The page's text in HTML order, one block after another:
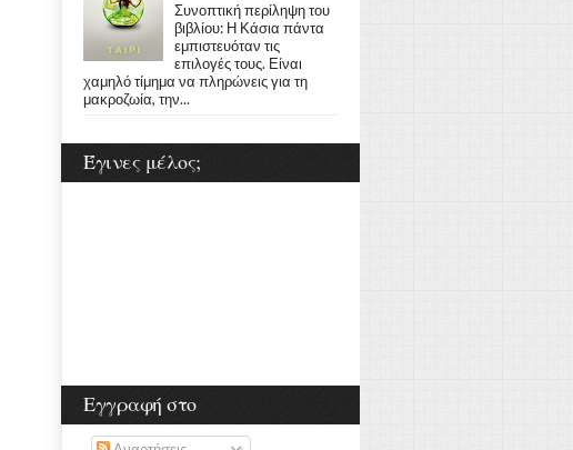
Συνοπτική περίληψη του
βιβλίου: Η Κάσια πάντα
εμπιστευόταν τις
επιλογές τους. Είναι
χαμηλό τίμημα να πληρώνεις για τη
μακροζωία, την...
Έγινες μέλος;
Εγγραφή στο